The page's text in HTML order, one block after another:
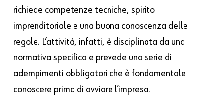
richiede competenze tecniche, spirito
imprenditoriale e una buona conoscenza delle
regole. L’attività, infatti, è disciplinata da una
normativa specifica e prevede una serie di
adempimenti obbligatori che è fondamentale
conoscere prima di avviare l’impresa.